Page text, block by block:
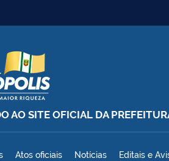
AO SITE OFICIAL DA
de Curionópolis
Atos oficiais Notícias Editais e